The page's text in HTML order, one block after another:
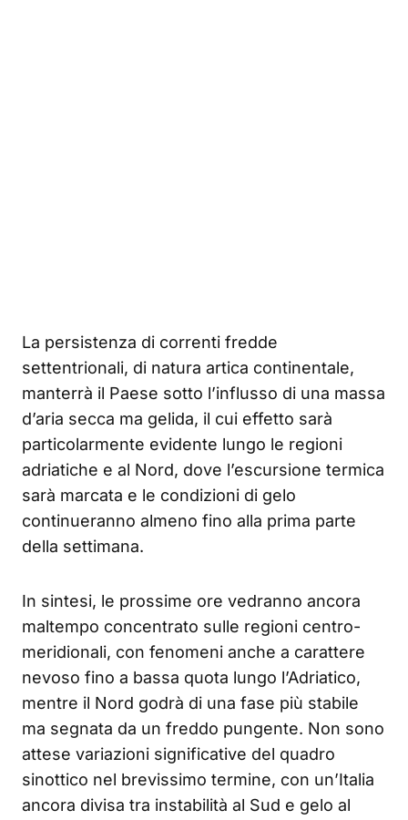
La persistenza di correnti fredde
settentrionali, di natura artica continentale,
manterrà il Paese sotto l’influsso di una massa
d’aria secca ma gelida, il cui effetto sarà
particolarmente evidente lungo le regioni
adriatiche e al Nord, dove l’escursione termica
sarà marcata e le condizioni di gelo
continueranno almeno fino alla prima parte
della settimana.
In sintesi, le prossime ore vedranno ancora
maltempo concentrato sulle regioni centro-
meridionali, con fenomeni anche a carattere
nevoso fino a bassa quota lungo l’Adriatico,
mentre il Nord godrà di una fase più stabile
ma segnata da un freddo pungente. Non sono
attese variazioni significative del quadro
sinottico nel brevissimo termine, con un’Italia
ancora divisa tra instabilità al Sud e gelo al